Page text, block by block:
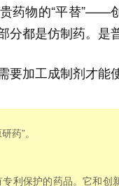
药物的“平替”——
都是仿制药。 是
要加工成制剂才能
药”。
利保护的药品。它和创